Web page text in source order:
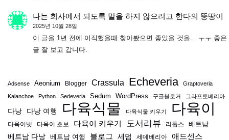
나는 회사에서 되도록 말을 하지 않으려고 한다의 뚱땅이
2025년 10월 28일
이 글을 1년 전에 이직했을때 찾아봤으면 좋았을 것을... ㅜㅜ 좋은
글 잘 보고 갑니다.
Adsense Aeonium Blogger Crassula Echeveria Graptoveria
Kalanchoe Python Sedeveria Sedum WordPress 구글블로거 그라프토베리아
다낭 다낭 여행 다육식물 다육식물 키우기 다육이
다육이넷 다육이 초보 다육이 키우기 도서리뷰 리톱스
베트남
베트남 다낭 베트남 여행 블로그 세덤 세데베리아 애드센스